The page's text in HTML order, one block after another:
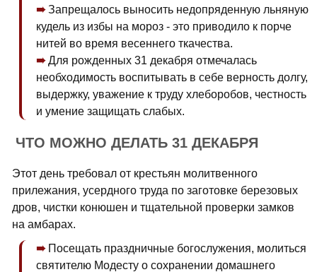
Запрещалось выносить недопряденную льняную
кудель из избы на мороз - это приводило к порче
нитей во время весеннего ткачества.
Для рожденных 31 декабря отмечалась
необходимость воспитывать в себе верность долгу,
выдержку, уважение к труду хлеборобов, честность
и умение защищать слабых.
ЧТО МОЖНО ДЕЛАТЬ 31 ДЕКАБРЯ
Этот день требовал от крестьян молитвенного
прилежания, усердного труда по заготовке березовых
дров, чистки конюшен и тщательной проверки замков
на амбарах.
Посещать праздничные богослужения, молиться
святителю Модесту о сохранении домашнего